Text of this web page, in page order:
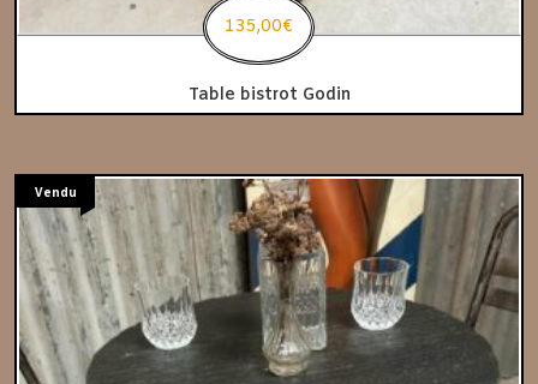
Table bistrot Godin
135,00€
Vendu